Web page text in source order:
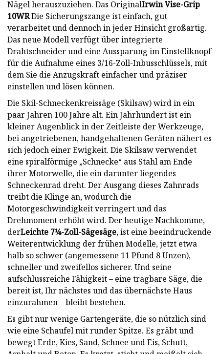
Nägel herauszuziehen. Das OriginalIrwin Vise-Grip
10WRDie Sicherungszange ist einfach, gut
verarbeitet und dennoch in jeder Hinsicht großartig.
Das neue Modell verfügt über integrierte
Drahtschneider und eine Aussparung im Einstellknopf
für die Aufnahme eines 3/16-Zoll-Inbusschlüssels, mit
dem Sie die Anzugskraft einfacher und präziser
einstellen und lösen können.
Die Skil-Schneckenkreissäge (Skilsaw) wird in ein
paar Jahren 100 Jahre alt. Ein Jahrhundert ist ein
kleiner Augenblick in der Zeitleiste der Werkzeuge,
bei angetriebenen, handgehaltenen Geräten nähert es
sich jedoch einer Ewigkeit. Die Skilsaw verwendet
eine spiralförmige „Schnecke“ aus Stahl am Ende
ihrer Motorwelle, die ein darunter liegendes
Schneckenrad dreht. Der Ausgang dieses Zahnrads
treibt die Klinge an, wodurch die
Motorgeschwindigkeit verringert und das
Drehmoment erhöht wird. Der heutige Nachkomme,
derLeichte 7¼-Zoll-Sägesäge,ist eine beeindruckende
Weiterentwicklung der frühen Modelle, jetzt etwa
halb so schwer (angemessene 11 Pfund 8 Unzen),
schneller und zweifellos sicherer. Und seine
aufschlussreiche Fähigkeit – eine tragbare Säge, die
bereit ist, Ihr nächstes und das übernächste Haus
einzurahmen – bleibt bestehen.
Es gibt nur wenige Gartengeräte, die so nützlich sind
wie eine Schaufel mit runder Spitze. Es gräbt und
bewegt Erde, Kies, Sand, Schnee und Eis, Schutt,